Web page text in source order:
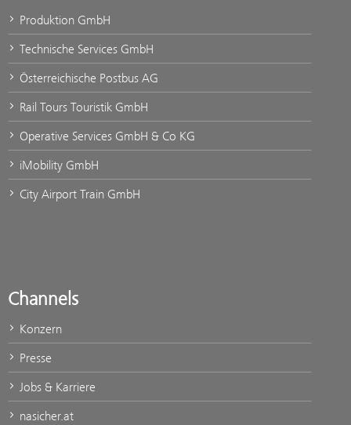
Produktion GmbH
Technische Services GmbH
Österreichische Postbus AG
Rail Tours Touristik GmbH
Operative Services GmbH & Co KG
iMobility GmbH
City Airport Train GmbH
Channels
Konzern
Presse
Jobs & Karriere
nasicher.at